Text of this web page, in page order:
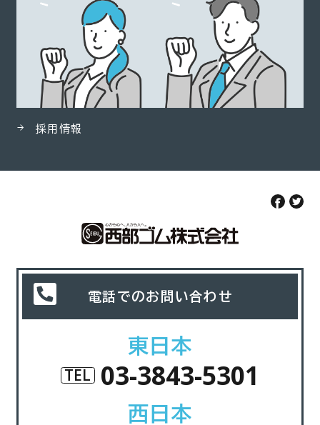
採用情報
電話でのお問い合わせ
東日本
TEL 03-3843-5301
西日本